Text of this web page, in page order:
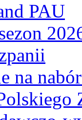
PAU
na